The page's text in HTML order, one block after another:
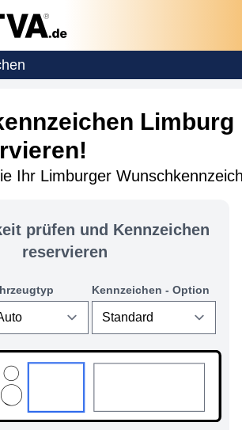
Limburg
Ihr Limburger
prüfen und Kennzeichen
reservieren
Kennzeichen - Option